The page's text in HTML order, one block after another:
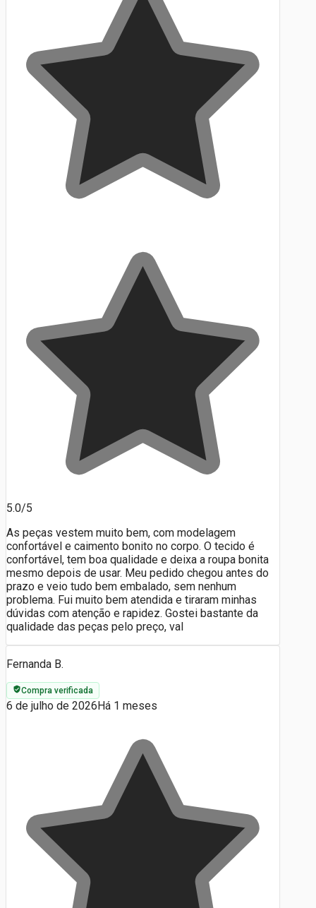
5.0/5
As peças vestem muito bem, com modelagem
confortável e caimento bonito no corpo. O tecido é
confortável, tem boa qualidade e deixa a roupa bonita
mesmo depois de usar. Meu pedido chegou antes do
prazo e veio tudo bem embalado, sem nenhum
problema. Fui muito bem atendida e tiraram minhas
dúvidas com atenção e rapidez. Gostei bastante da
qualidade das peças pelo preço, val
Fernanda B.
Compra verificada
6 de julho de 2026Há 1 meses